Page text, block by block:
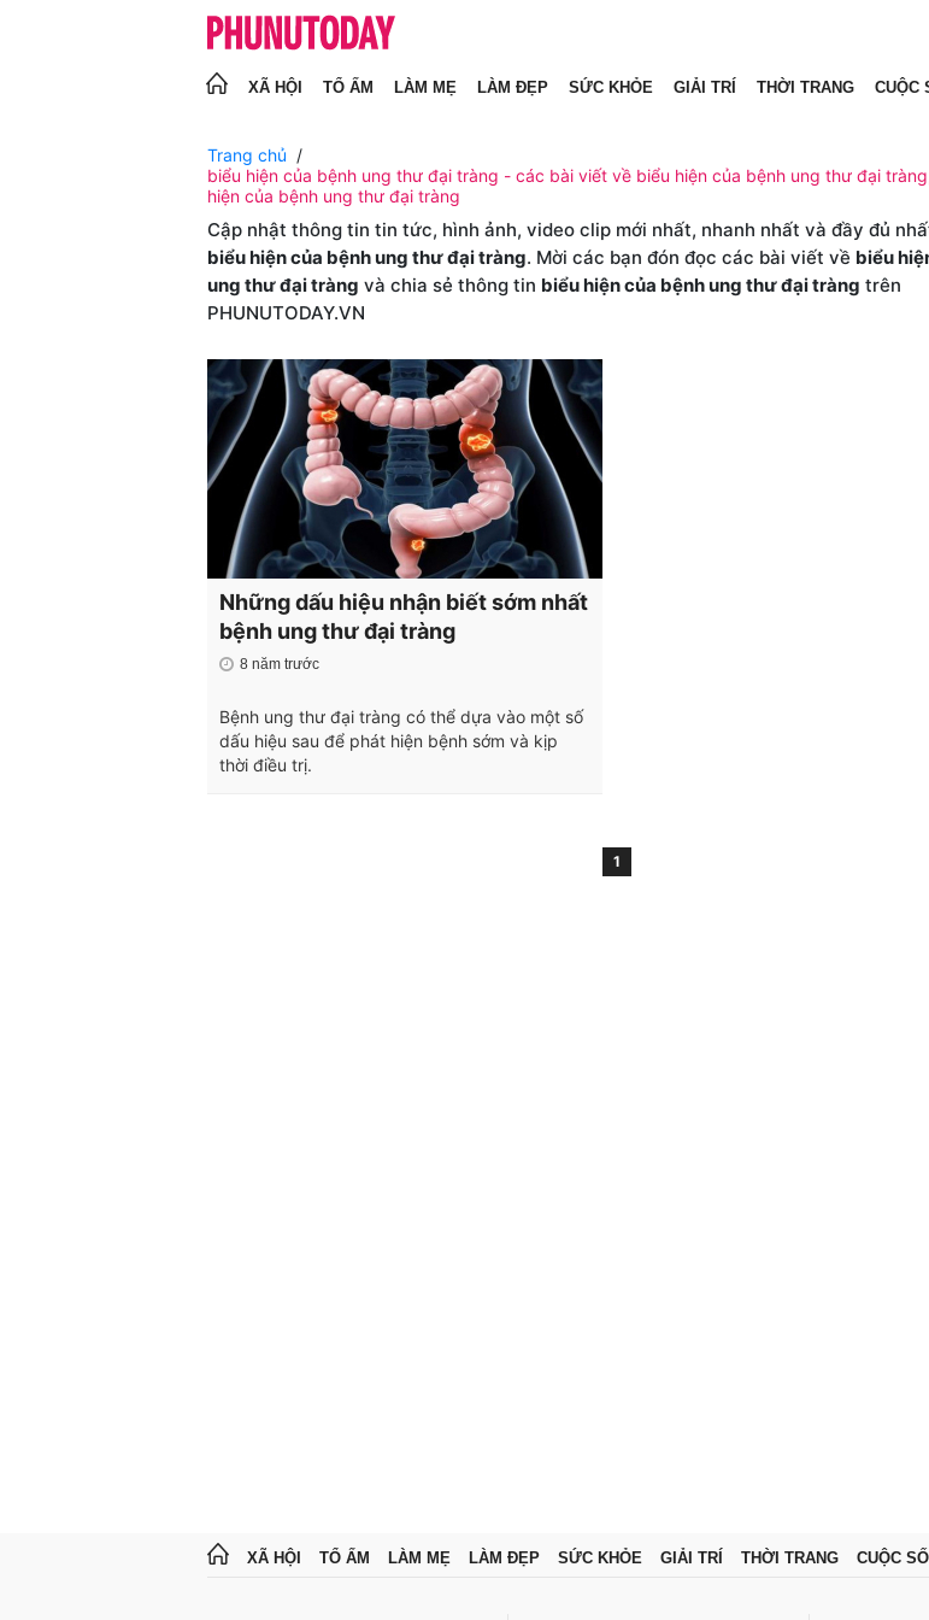
XÃ HỘI TỔ ẤM LÀM MẸ LÀM ĐẸP SỨC KHỎE GIẢI TRÍ THỜI TRANG CUỘC
Trang chủ
biểu hiện của bệnh ung thư đại tràng - các bài viết về biểu hiện của bệnh ung thư đại
hiện của bệnh ung thư đại tràng
Cập nhật thông tin tin tức, hình ảnh, video clip mới nhất, nhanh nhất và đầy đủ
biểu hiện của bệnh ung thư đại tràng. Mời các bạn đón đọc các bài viết về biểu
ung thư đại tràng và chia sẻ thông tin biểu hiện của bệnh ung thư đại tràng trên
PHUNUTODAY.VN
Những dấu hiệu nhận biết sớm nhất
bệnh ung thư đại tràng
8 năm trước
Bệnh ung thư đại tràng có thể dựa vào một số
dấu hiệu sau để phát hiện bệnh sớm và kịp
thời điều trị.
1
XÃ HỘI TỔ ẤM LÀM MẸ LÀM ĐẸP SỨC KHỎE GIẢI TRÍ THỜI TRANG CUỘC